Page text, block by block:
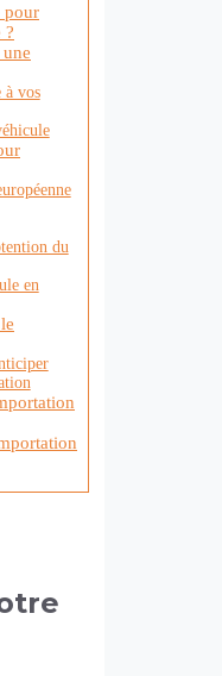
pour
?
à vos
du
en